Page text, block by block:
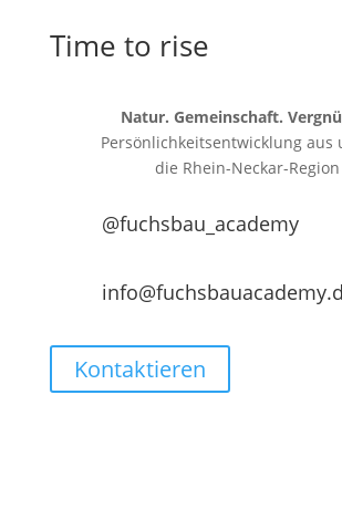
Time to rise
Natur. Gemeinschaft.
Persönlichkeitsentwicklung aus
die Rhein-Neckar-Region
@fuchsbau_academy
Kontaktieren